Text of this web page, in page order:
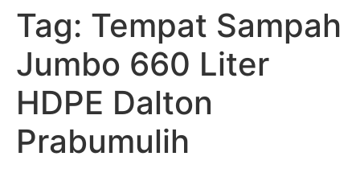
Skip
content
Tag: Tempat Sampah
Jumbo 660 Liter
HDPE Dalton
Prabumulih